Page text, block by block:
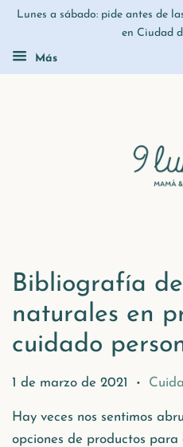
Lunes a sábado: pide antes de
en Ciudad
Más
Bibliografía
naturales en
cuidado
1 de marzo de 2021 •
Hay veces nos sentimos
opciones de productos